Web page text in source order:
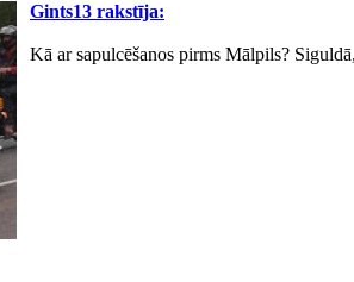
Gints13 rakstīja:
Kā ar sapulcēšanos pirms Mālpils?